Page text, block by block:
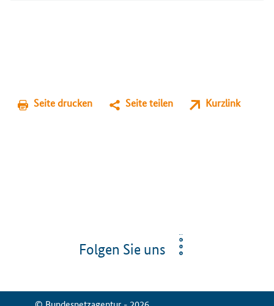
Seite drucken Seite teilen Kurzlink
Folgen Sie uns